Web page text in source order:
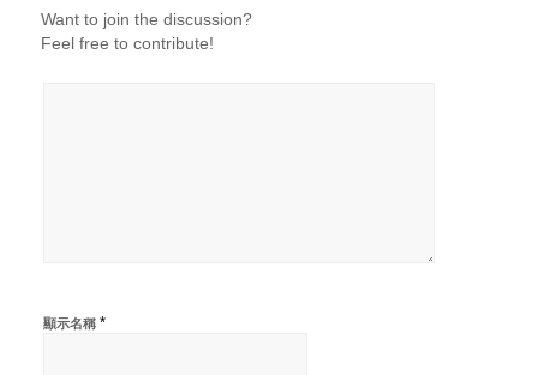
Want to join the discussion?
Feel free to contribute!
顯示名稱 *